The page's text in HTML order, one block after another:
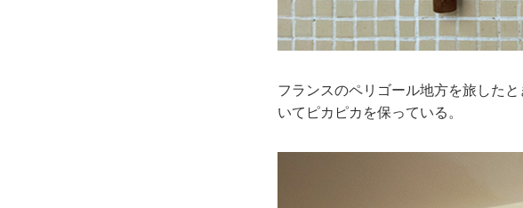
フランスのペリゴール地方を旅した
いてピカピカを保っている。